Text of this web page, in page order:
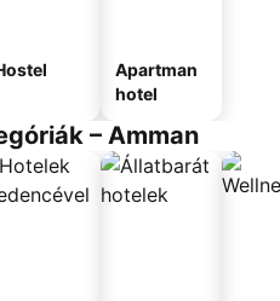
Apartman
hotel
– Amman